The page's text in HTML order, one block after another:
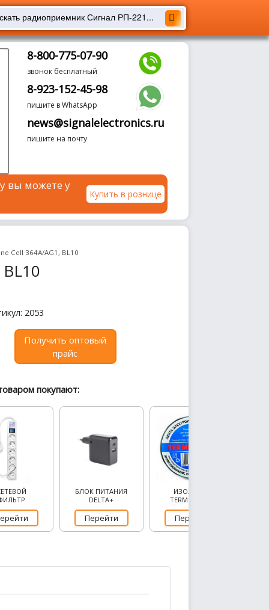
8-800-775-07-90
звонок бесплатный
8-923-152-45-98
пишите в WhatsApp
news@signalelectronics.ru
пишите на почту
вы можете у
Купить в рознице
Cell 364A/AG1, BL10
2053
Получить оптовый
прайс
покупают:
БЛОК ПИТАНИЯ
DELTA+
Перейти
ИЗОЛЕНТА
TERMINATOR
Перейти